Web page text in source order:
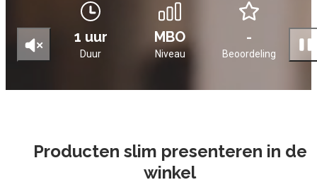
Meer
1 uur MBO -
Duur Niveau Beoordeling
Producten slim presenteren in de
winkel